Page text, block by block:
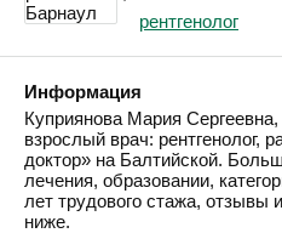
рентгенолог
Информация
Куприянова Мария
взрослый врач: рентгенолог,
доктор» на Балтийской.
лечения, образовании,
лет трудового стажа, отзывы
ниже.